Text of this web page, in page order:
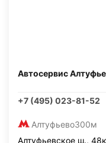
Автосервис
+7 (495) 023-81-52
Алтуфьево300м
Алтуфьевское ш.,